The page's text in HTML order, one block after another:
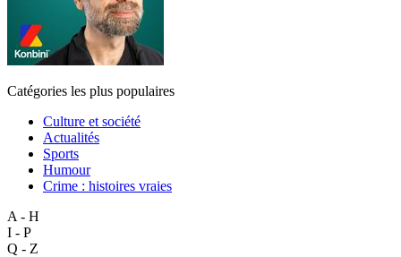
Catégories les plus populaires
Culture et société
Actualités
Sports
Humour
Crime : histoires vraies
A - H
I - P
Q - Z